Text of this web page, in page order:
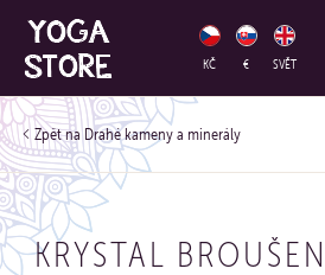
KČ € SVĚT
Drahé kameny a minerály
KRYSTAL